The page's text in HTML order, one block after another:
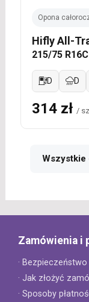
Opona
Hifly All-
215/75
D D
314 zł /
Wszystkie
Zamówienia i
·
· Jak złożyć
· Sposoby